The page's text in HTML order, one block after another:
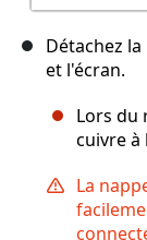
Détachez
et l'écran.
Lors du
cuivre à
La